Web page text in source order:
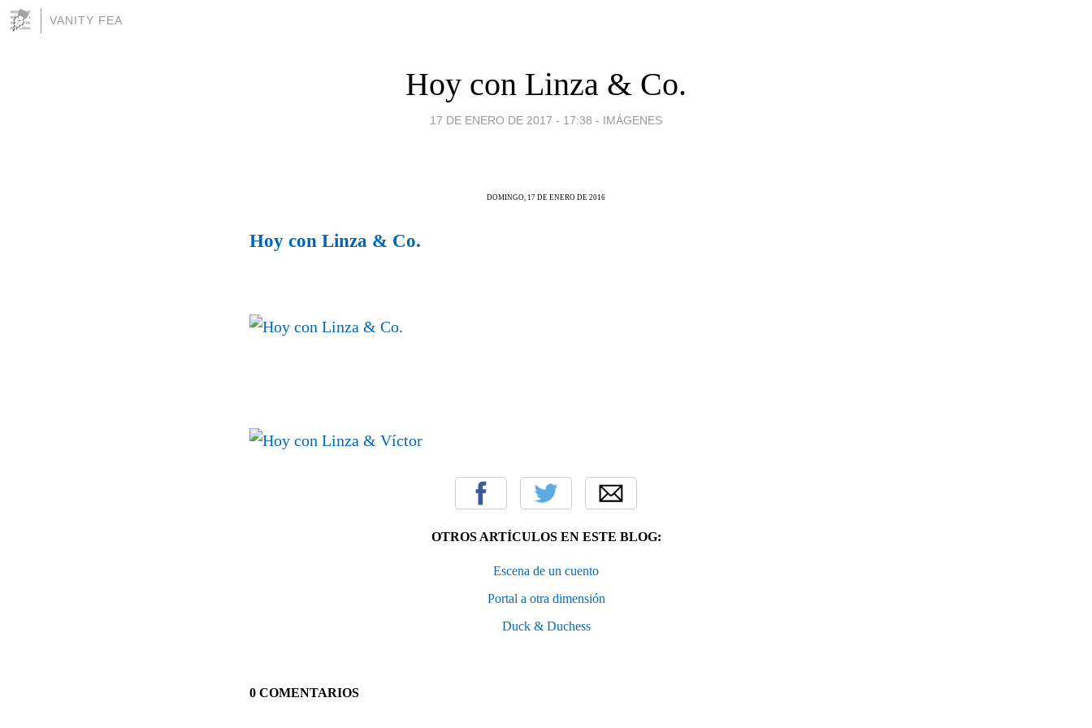
VANITY FEA
Hoy con Linza & Co.
17 DE ENERO DE 2017 - 17:38 - IMÁGENES
DOMINGO, 17 DE ENERO DE 2016
Hoy con Linza & Co.
OTROS ARTÍCULOS EN ESTE BLOG:
Escena de un cuento
Portal a otra dimensión
Duck & Duchess
0 COMENTARIOS